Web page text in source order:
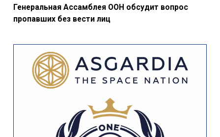
Генеральная Ассамблея ООН обсудит вопрос
пропавших без вести лиц